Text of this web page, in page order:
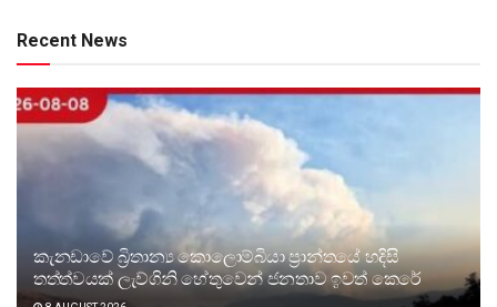
Recent News
කැනඩාවේ බ්‍රිතාන්‍ය කොලොම්බියා ප්‍රාන්තයේ හදිසි
තත්ත්වයක් ලැව්ගිනි හේතුවෙන් ජනතාව ඉවත් කෙරේ